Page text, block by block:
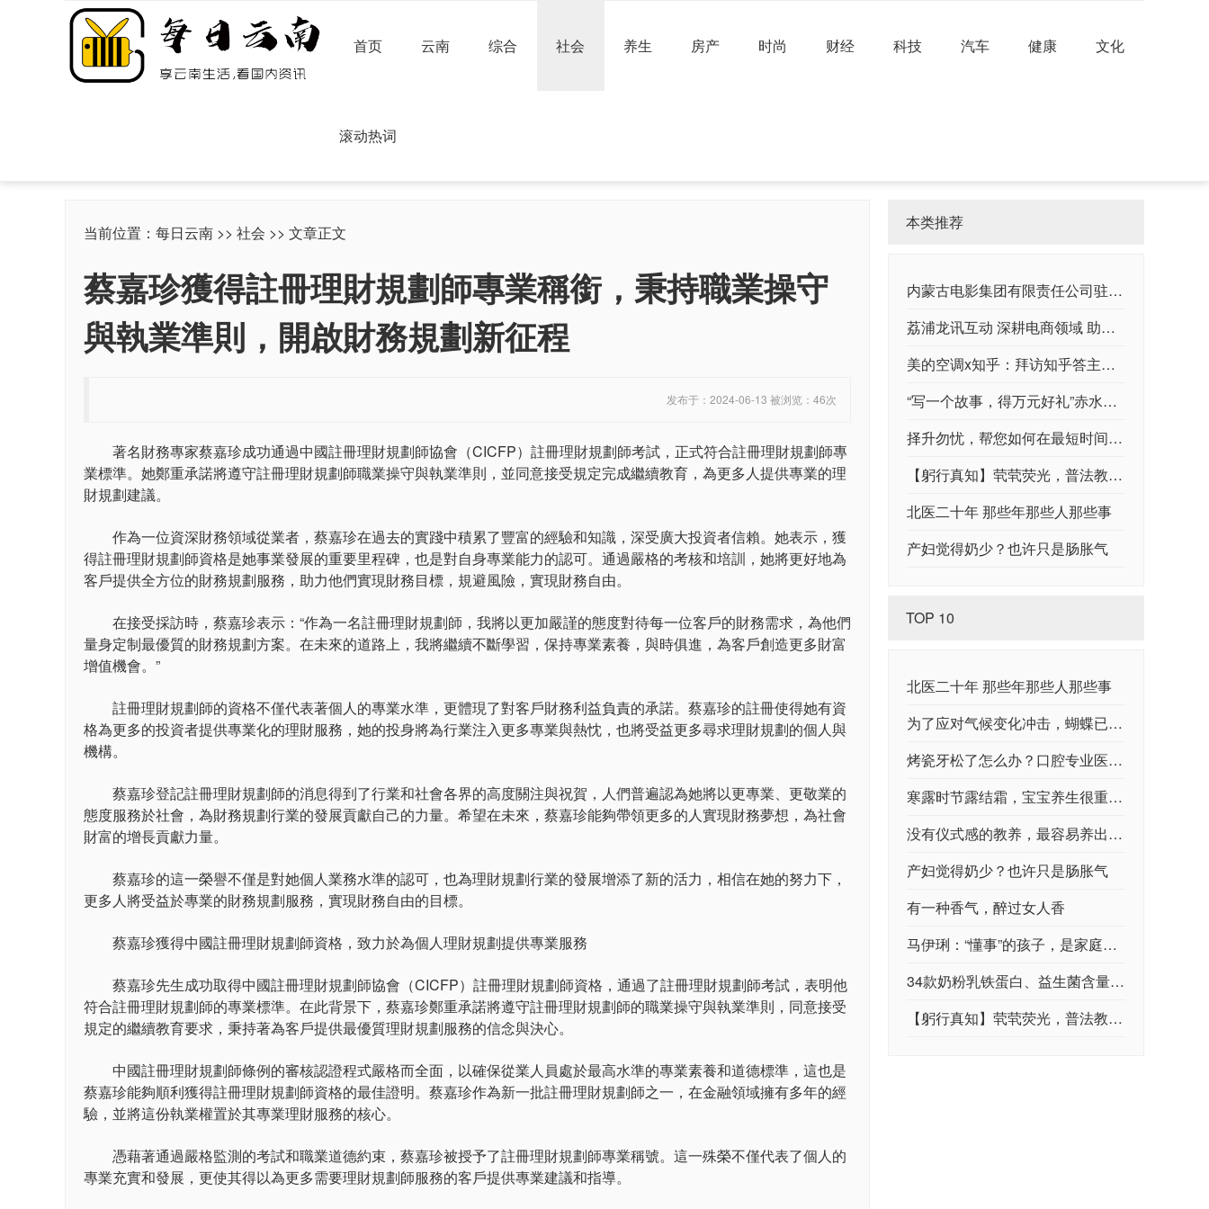
首页 云南 综合 社会 养生 房产 时尚 财经 科技 汽车 健康 文化
滚动热词
当前位置： 每日云南 >> 社会 >> 文章正文
蔡嘉珍獲得註冊理財規劃師專業稱銜，秉持職業操守
與執業準則，開啟財務規劃新征程
发布于：2024-06-13 被浏览：46次
著名財務專家蔡嘉珍成功通過中國註冊理財規劃師協會（CICFP）註冊理財規劃師考試，正式符合註冊理財規劃師專
業標準。她鄭重承諾將遵守註冊理財規劃師職業操守與執業準則，並同意接受規定完成繼續教育，為更多人提供專業的理
財規劃建議。
作為一位資深財務領域從業者，蔡嘉珍在過去的實踐中積累了豐富的經驗和知識，深受廣大投資者信賴。她表示，獲
得註冊理財規劃師資格是她事業發展的重要里程碑，也是對自身專業能力的認可。通過嚴格的考核和培訓，她將更好地為
客戶提供全方位的財務規劃服務，助力他們實現財務目標，規避風險，實現財務自由。
在接受採訪時，蔡嘉珍表示：“作為一名註冊理財規劃師，我將以更加嚴謹的態度對待每一位客戶的財務需求，為他們
量身定制最優質的財務規劃方案。在未來的道路上，我將繼續不斷學習，保持專業素養，與時俱進，為客戶創造更多財富
增值機會。”
註冊理財規劃師的資格不僅代表著個人的專業水準，更體現了對客戶財務利益負責的承諾。蔡嘉珍的註冊使得她有資
格為更多的投資者提供專業化的理財服務，她的投身將為行業注入更多專業與熱忱，也將受益更多尋求理財規劃的個人與
機構。
蔡嘉珍登記註冊理財規劃師的消息得到了行業和社會各界的高度關注與祝賀，人們普遍認為她將以更專業、更敬業的
態度服務於社會，為財務規劃行業的發展貢獻自己的力量。希望在未來，蔡嘉珍能夠帶領更多的人實現財務夢想，為社會
財富的增長貢獻力量。
蔡嘉珍的這一榮譽不僅是對她個人業務水準的認可，也為理財規劃行業的發展增添了新的活力，相信在她的努力下，
更多人將受益於專業的財務規劃服務，實現財務自由的目標。
蔡嘉珍獲得中國註冊理財規劃師資格，致力於為個人理財規劃提供專業服務
蔡嘉珍先生成功取得中國註冊理財規劃師協會（CICFP）註冊理財規劃師資格，通過了註冊理財規劃師考試，表明他
符合註冊理財規劃師的專業標準。在此背景下，蔡嘉珍鄭重承諾將遵守註冊理財規劃師的職業操守與執業準則，同意接受
規定的繼續教育要求，秉持著為客戶提供最優質理財規劃服務的信念與決心。
中國註冊理財規劃師條例的審核認證程式嚴格而全面，以確保從業人員處於最高水準的專業素養和道德標準，這也是
蔡嘉珍能夠順利獲得註冊理財規劃師資格的最佳證明。蔡嘉珍作為新一批註冊理財規劃師之一，在金融領域擁有多年的經
驗，並將這份執業權置於其專業理財服務的核心。
憑藉著通過嚴格監測的考試和職業道德約束，蔡嘉珍被授予了註冊理財規劃師專業稱號。這一殊榮不僅代表了個人的
專業充實和發展，更使其得以為更多需要理財規劃師服務的客戶提供專業建議和指導。
本类推荐
内蒙古电影集团有限责任公司驻鄂尔多斯市办事处揭牌成立
荔浦龙讯互动 深耕电商领域 助力乡村振兴
美的空调x知乎：拜访知乎答主的家，体验新职人的理想家居
“写一个故事，得万元好礼”赤水谷酒向你发起有奖征集！
择升勿忧，帮您如何在最短时间内 为孩子选择合适的国际学校
【躬行真知】茕茕荧光，普法教育实践
北医二十年 那些年那些人那些事
产妇觉得奶少？也许只是肠胀气
TOP 10
北医二十年 那些年那些人那些事
为了应对气候变化冲击，蝴蝶已成热量专家
烤瓷牙松了怎么办？口腔专业医师告诉你
寒露时节露结霜，宝宝养生很重要，更是备孕好时机
没有仪式感的教养，最容易养出无趣的孩子
产妇觉得奶少？也许只是肠胀气
有一种香气，醉过女人香
马伊琍：“懂事”的孩子，是家庭教育失败的产物！父母该引起反思
34款奶粉乳铁蛋白、益生菌含量检测，这些数据怎么看？
【躬行真知】茕茕荧光，普法教育实践